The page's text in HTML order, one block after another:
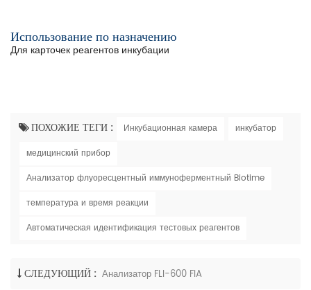
Использование по назначению
Для карточек реагентов инкубации
ПОХОЖИЕ ТЕГИ : Инкубационная камера
инкубатор
медицинский прибор
Анализатор флуоресцентный иммуноферментный Biotime
температура и время реакции
Автоматическая идентификация тестовых реагентов
СЛЕДУЮЩИЙ : Анализатор FLI-600 FIA